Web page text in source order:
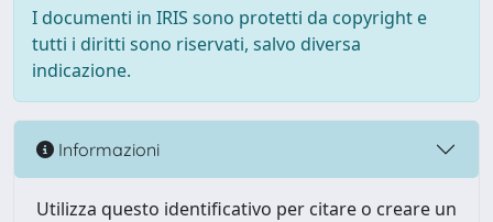
I documenti in IRIS sono protetti da copyright e
tutti i diritti sono riservati, salvo diversa
indicazione.
Informazioni
Utilizza questo identificativo per citare o creare un